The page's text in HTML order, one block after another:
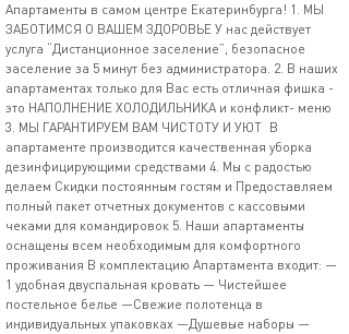
Апартаменты в самом центре Екатеринбурга! 1. МЫ
ЗАБОТИМСЯ О ВАШЕМ ЗДОРОВЬЕ У нас действует
услуга “Дистанционное заселение”, безопасное
заселение за 5 минут без администратора. 2. В наших
апартаментах только для Вас есть отличная фишка -
это НАПОЛНЕНИЕ ХОЛОДИЛЬНИКА и конфликт- меню
3. МЫ ГАРАНТИРУЕМ ВАМ ЧИСТОТУ И УЮТ В
апартаменте производится качественная уборка
дезинфицирующими средствами 4. Мы с радостью
делаем Скидки постоянным гостям и Предоставляем
полный пакет отчетных документов с кассовыми
чеками для командировок 5. Наши апартаменты
оснащены всем необходимым для комфортного
проживания В комплектацию Апартамента входит: —
1 удобная двуспальная кровать — Чистейшее
постельное белье —Свежие полотенца в
индивидуальных упаковках —Душевые наборы —